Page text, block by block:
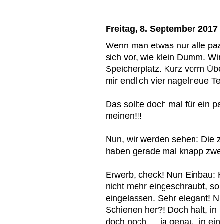
Freitag, 8. September 2017
Wenn man etwas nur alle
sich vor, wie klein Dumm.
Speicherplatz. Kurz vorm
mir endlich vier nagelneue
Das sollte doch mal für ein
meinen!!!
Nun, wir werden sehen: Die
haben gerade mal knapp
Erwerb, check! Nun Einbau:
nicht mehr eingeschraubt,
eingelassen. Sehr elegant!
Schienen her?! Doch halt,
doch noch … ja genau, in